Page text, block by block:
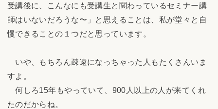
受講後に、こんなにも受講生と関わっているセミナー講
師はいないだろうな〜」と思えることは、私が堂々と自
慢できることの１つだと思っています。
いや、もちろん疎遠になっちゃった人もたくさんいま
すよ。
何しろ15年もやっていて、900人以上の人が来てくれ
たのだからね。